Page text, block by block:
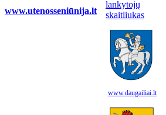
www.utenosseniūnija.lt
www.daugailiai.lt